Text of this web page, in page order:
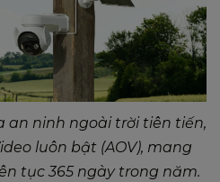
an ninh ngoài trời tiên tiến,
luôn bật (AOV), mang
tục 365 ngày trong năm.